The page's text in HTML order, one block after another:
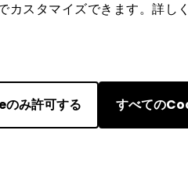
スタマイズできます。詳しく
み許可する すべての